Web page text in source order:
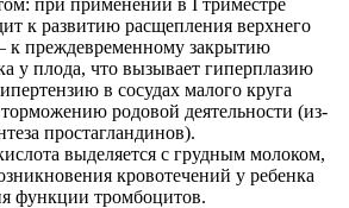
к развитию расщепления верхнего
к преждевременному закрытию
у плода, что вызывает гиперплазию
в сосудах малого круга
родовой деятельности (из-
простагландинов).
выделяется с грудным молоком,
кровотечений у ребенка
функции тромбоцитов.